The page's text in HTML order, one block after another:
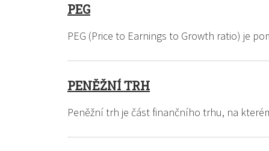
PEG
PEG (Price to Earnings to Growth ratio) je
PENĚŽNÍ TRH
Peněžní trh je část finančního trhu, na